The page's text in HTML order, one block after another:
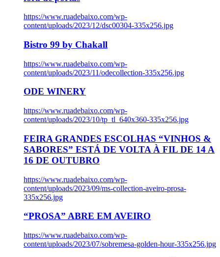
https://www.ruadebaixo.com/wp-
content/uploads/2023/12/dsc00304-335x256.jpg
Bistro 99 by Chakall
https://www.ruadebaixo.com/wp-
content/uploads/2023/11/odecollection-335x256.jpg
ODE WINERY
https://www.ruadebaixo.com/wp-
content/uploads/2023/10/tp_tl_640x360-335x256.jpg
FEIRA GRANDES ESCOLHAS “VINHOS &
SABORES” ESTÁ DE VOLTA À FIL DE 14 A
16 DE OUTUBRO
https://www.ruadebaixo.com/wp-
content/uploads/2023/09/ms-collection-aveiro-prosa-
335x256.jpg
“PROSA” ABRE EM AVEIRO
https://www.ruadebaixo.com/wp-
content/uploads/2023/07/sobremesa-golden-hour-335x256.jpg